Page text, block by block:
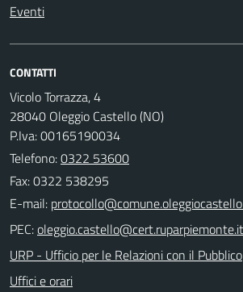
Eventi
CONTATTI
Vicolo Torrazza, 4
28040 Oleggio Castello (NO)
P.Iva: 00165190034
Telefono:0322 53600
Fax: 0322 538295
E-mail:
PEC:
URP - Ufficio per le Relazioni con il Pubblico
Uffici e orari